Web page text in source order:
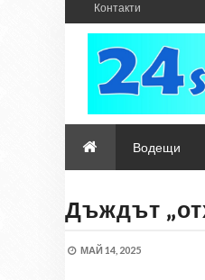
Контакти
Водещи
Дъждът
МАЙ 14, 2025